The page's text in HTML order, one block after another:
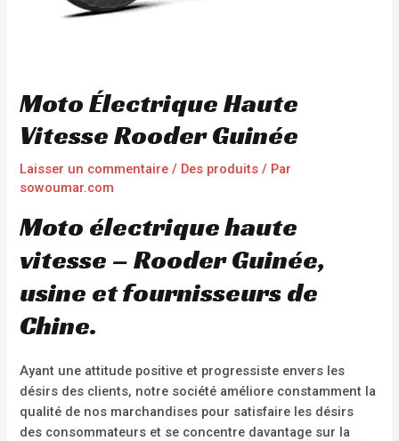
Moto Électrique Haute
Vitesse Rooder Guinée
Laisser un commentaire / Des produits / Par
sowoumar.com
Moto électrique haute
vitesse – Rooder Guinée,
usine et fournisseurs de
Chine.
Ayant une attitude positive et progressiste envers les
désirs des clients, notre société améliore constamment la
qualité de nos marchandises pour satisfaire les désirs
des consommateurs et se concentre davantage sur la